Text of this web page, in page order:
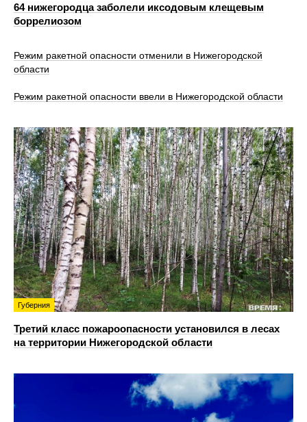
64 нижегородца заболели иксодовым клещевым
боррелиозом
Режим ракетной опасности отменили в Нижегородской
области
Режим ракетной опасности ввели в Нижегородской области
Губерния
Третий класс пожароопасности установился в лесах
на территории Нижегородской области